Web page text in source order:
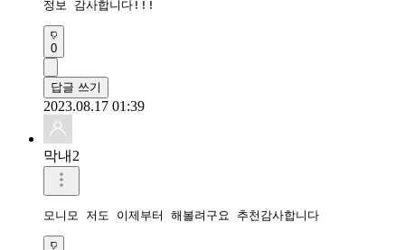
정보 감사합니다!!!
0
답글 쓰기
2023.08.17 01:39
막내2
모니모 저도 이제부터 해볼려구요 추천감사합니다